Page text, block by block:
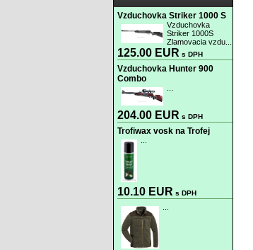
Vzduchovka Striker 1000 S
Vzduchovka
Striker 1000S
Zlamovacia vzdu...
125.00 EUR s DPH
Vzduchovka Hunter 900
Combo
204.00 EUR s DPH
Trofiwax vosk na Trofej
10.10 EUR s DPH